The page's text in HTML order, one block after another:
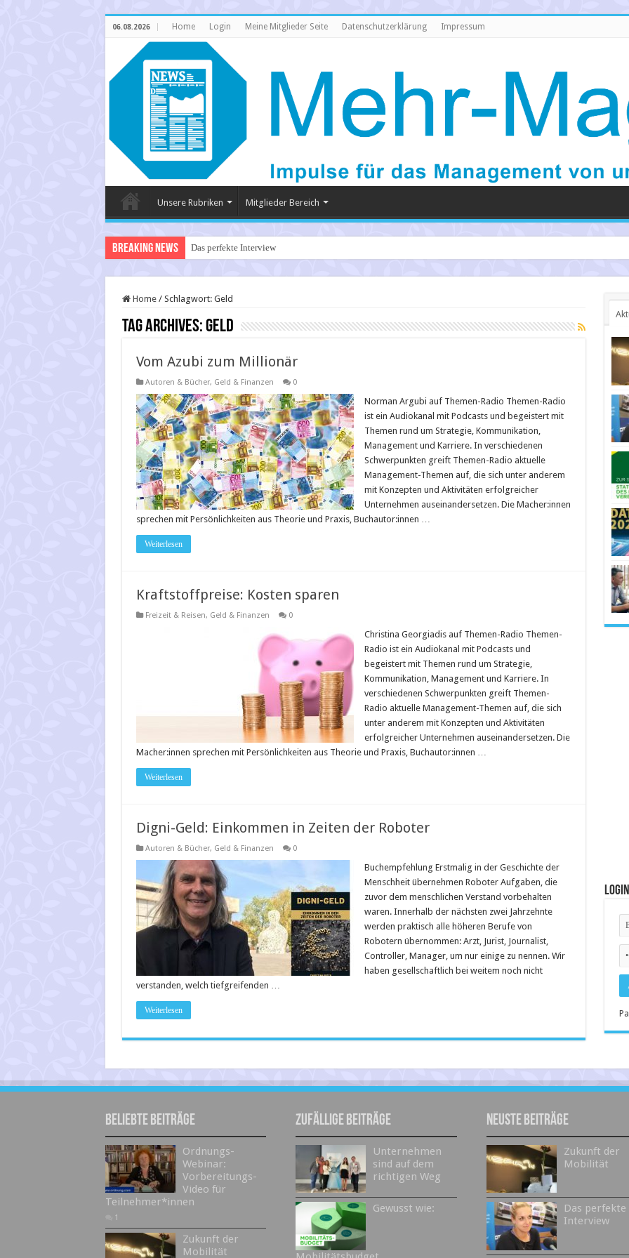
06.08.2026 Home Login Meine Mitglieder Seite Datenschutzerklärung Impressum
Unsere Rubriken Mitglieder Bereich
Breaking News Das perfekte Interview
Home / Schlagwort: Geld
Tag Archives:Geld
Vom Azubi zum Millionär
Autoren & Bücher, Geld & Finanzen 0
Norman Argubi auf Themen-Radio Themen-Radio
ist ein Audiokanal mit Podcasts und begeistert mit
Themen rund um Strategie, Kommunikation,
Management und Karriere. In verschiedenen
Schwerpunkten greift Themen-Radio aktuelle
Management-Themen auf, die sich unter anderem
mit Konzepten und Aktivitäten erfolgreicher
Unternehmen auseinandersetzen. Die Macher:innen
sprechen mit Persönlichkeiten aus Theorie und Praxis, Buchautor:innen …
Weiterlesen
Kraftstoffpreise: Kosten sparen
Freizeit & Reisen, Geld & Finanzen 0
Christina Georgiadis auf Themen-Radio Themen-
Radio ist ein Audiokanal mit Podcasts und
begeistert mit Themen rund um Strategie,
Kommunikation, Management und Karriere. In
verschiedenen Schwerpunkten greift Themen-
Radio aktuelle Management-Themen auf, die sich
unter anderem mit Konzepten und Aktivitäten
erfolgreicher Unternehmen auseinandersetzen. Die
Macher:innen sprechen mit Persönlichkeiten aus Theorie und Praxis, Buchautor:innen …
Weiterlesen
Digni-Geld: Einkommen in Zeiten der Roboter
Autoren & Bücher, Geld & Finanzen 0
Buchempfehlung Erstmalig in der Geschichte der
Menschheit übernehmen Roboter Aufgaben, die
zuvor dem menschlichen Verstand vorbehalten
waren. Innerhalb der nächsten zwei Jahrzehnte
werden praktisch alle höheren Berufe von
Robotern übernommen: Arzt, Jurist, Journalist,
Controller, Manager, um nur einige zu nennen. Wir
haben gesellschaftlich bei weitem noch nicht
verstanden, welch tiefgreifenden …
Weiterlesen
Login
Beliebte Beiträge
Ordnungs-
Webinar:
Vorbereitungs-
Video für
Teilnehmer*innen
1
Zukunft der
Mobilität
Zufällige Beiträge
Unternehmen
sind auf dem
richtigen Weg
Gewusst wie:
Neuste Beiträge
Zukunft der
Mobilität
Das perfekte
Interview